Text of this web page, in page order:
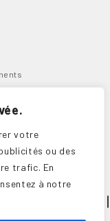
votre
ou des
trafic. En
à notre